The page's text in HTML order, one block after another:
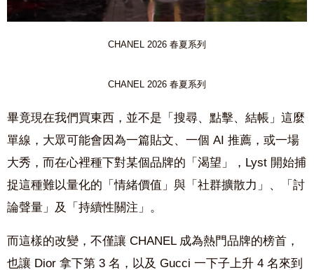
CHANEL 2026 春夏系列
CHANEL 2026 春夏系列
畢竟現在我們買東西，並不是「搜尋、點擊、結帳」這麼
單線，大眾可能會因為一篇貼文、一個 AI 推薦，或一場
大秀，而在心裡種下對某個品牌的「渴望」， Lyst 開始捕
捉這種難以量化的「情緒價值」與「社群擴散力」、「討
論聲量」及「持續性關注」。
而這樣的改變，不僅讓 CHANEL 成為熱門品牌的榜首，
也讓 Dior 拿下第 3 名，以及 Gucci 一下子上升 4 名來到